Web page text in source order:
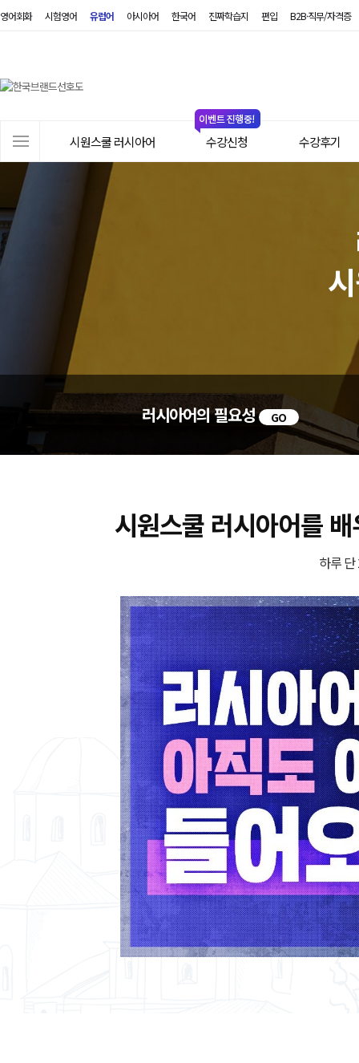
영어회화 시험영어 유럽어 아시아어 한국어 진짜학습지 편입 B2B·직무/자격증
어
트
시원스쿨 러시아어 수강신청 수강후기
러시아어의 필요성 GO
시원스쿨 러시아어를
하루